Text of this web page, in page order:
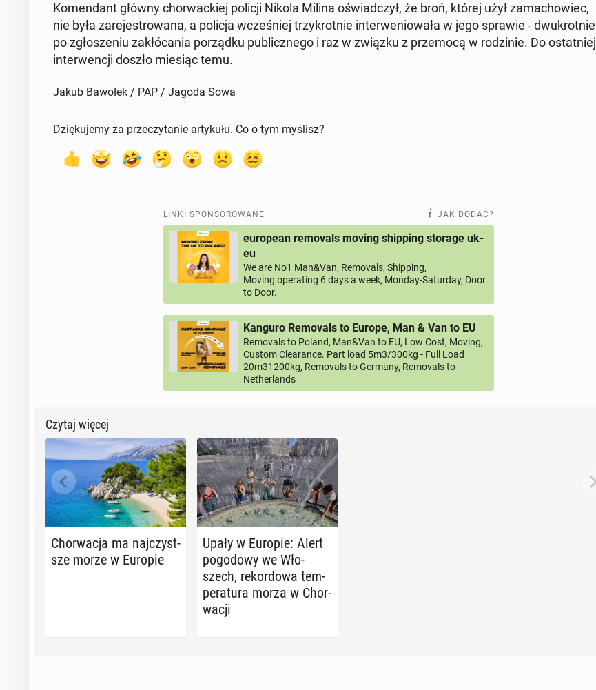
Ko­men­dant główny chor­wac­kiej policji Nikola Milina oświad­czył, że broń, której użył za­ma­cho­wiec,
nie była za­re­je­stro­wa­na, a policja wcze­śniej trzy­krot­nie in­ter­we­nio­wa­ła w jego sprawie - dwu­krot­nie
po zgło­sze­niu za­kłó­ca­nia po­rząd­ku pu­blicz­ne­go i raz w związku z prze­mo­cą w ro­dzi­nie. Do ostat­niej
in­ter­wen­cji doszło miesiąc temu.
Jakub Bawołek / PAP / Jagoda Sowa
Dziękujemy za przeczytanie artykułu. Co o tym myślisz?
LINKI SPONSOROWANE JAK DODAĆ?
european removals moving shipping storage uk-
eu
We are No1 Man&Van, Removals, Shipping,
Moving operating 6 days a week, Monday-Saturday, Door
to Door.
Kanguro Removals to Europe, Man & Van to EU
Removals to Poland, Man&Van to EU, Low Cost, Moving,
Custom Clearance. Part load 5m3/300kg - Full Load
20m31200kg, Removals to Germany, Removals to
Netherlands
Czytaj więcej
Chor­wa­cja ma naj­czyst­
sze morze w Europie
Upały w Europie: Alert
po­go­do­wy we Wło­
szech, re­kor­do­wa tem­
pe­ra­tu­ra morza w Chor­
wa­cji